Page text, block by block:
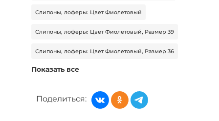
Слипоны, лоферы: Цвет Фиолетовый
Слипоны, лоферы: Цвет Фиолетовый, Размер 39
Слипоны, лоферы: Цвет Фиолетовый, Размер 36
Слипоны, лоферы: Бренд Calisir
Слипоны, лоферы: Бренд Carlo Bellini
Обувь: Бренд Makfine Обувь: Бренд MAKFLY
Показать все
Поделиться: